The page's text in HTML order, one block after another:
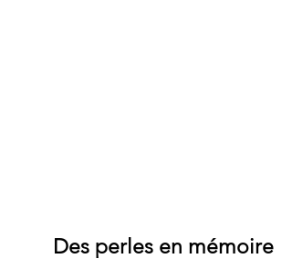
Des perles en mémoire